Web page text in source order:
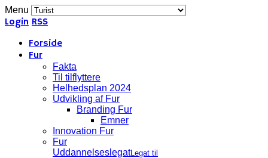
Menu
Login RSS
Forside
Fur
Fakta
Til tilflyttere
Helhedsplan 2024
Udvikling af Fur
Branding Fur
Emner
Innovation Fur
Fur
UddannelseslegatLegat til